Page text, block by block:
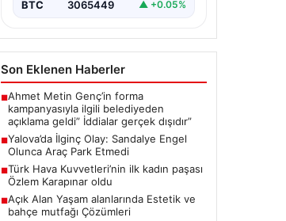
BTC 3065449 ▲ +0.05%
Son Eklenen Haberler
■Ahmet Metin Genç’in forma
kampanyasıyla ilgili belediyeden
açıklama geldi” İddialar gerçek dışıdır”
■Yalova’da İlginç Olay: Sandalye Engel
Olunca Araç Park Etmedi
■Türk Hava Kuvvetleri’nin ilk kadın paşası
Özlem Karapınar oldu
■Açık Alan Yaşam alanlarında Estetik ve
bahçe mutfağı Çözümleri